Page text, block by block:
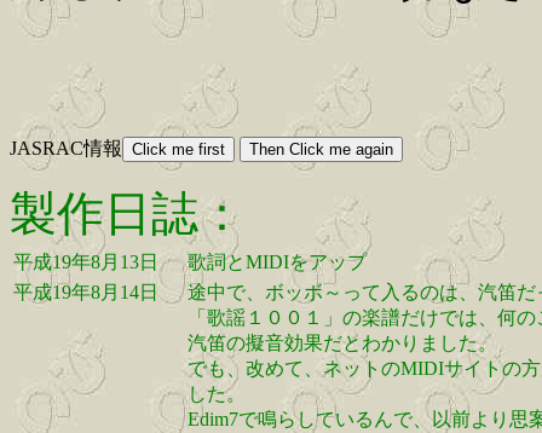
JASRAC情報
製作日誌：
平成19年8月13日
歌詞とMIDIをアップ
平成19年8月14日
途中で、ボッボ～って入るのは、汽笛
「歌謡１００１」の楽譜だけでは、何
汽笛の擬音効果だとわかりました。
でも、改めて、ネットのMIDIサイトの
した。
Edim7で鳴らしているんで、以前より思